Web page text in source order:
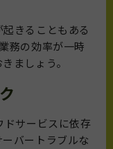
きることもある
務の効率が一時
ましょう。
ドサービスに依存
バートラブルな